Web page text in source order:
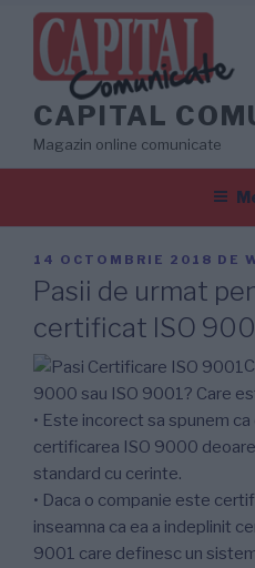
conținut
CAPITAL
Magazin online comunicate
PUBLICAT
PE
14 OCTOMBRIE 2018 DE
Pasii de urmat
certificat ISO
9000 sau ISO 9001? Care
• Este incorect sa spunem
certificarea ISO 9000
standard cu cerinte.
• Daca o companie este
inseamna ca ea a indeplinit
9001 care definesc un